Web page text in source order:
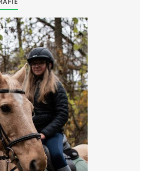
JEZDECTVÍ NENÍ
ZA DOTACI V ROCE 2023
U NÁS VE STÁJI. PRO BLIŽŠÍ INFO
ČESKÉ UNIÍ SPORTU
2024